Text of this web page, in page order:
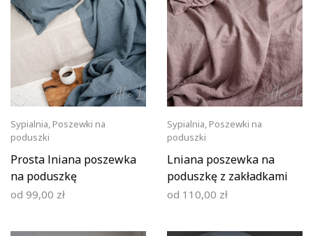
Sypialnia, Poszewki na
poduszki
Prosta lniana poszewka
na poduszkę
od 99,00 zł
Sypialnia, Poszewki na
poduszki
Lniana poszewka na
poduszkę z zakładkami
od 110,00 zł